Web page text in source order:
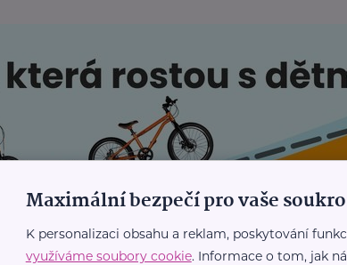
Maximální bezpečí pro vaše
K personalizaci obsahu a reklam, poskytování
využíváme soubory cookie. Informace o tom, jak